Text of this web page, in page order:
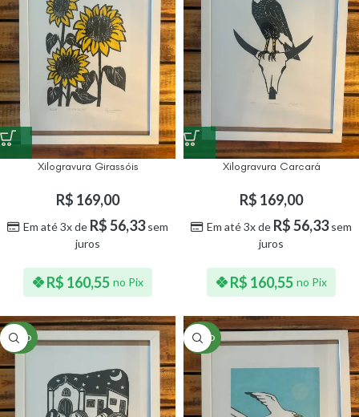
Xilogravura Girassóis
R$ 169,00
Em até 3x de R$56,33sem
juros
R$ 160,55 no Pix
Xilogravura Carcará
R$ 169,00
Em até 3x de R$56,33sem
juros
R$ 160,55 no Pix
NOVO NOVO